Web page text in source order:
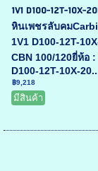
1V1 D100-12T-10X-
หินเพชรลับคม
1V1 D100-12T-
CBN 100/120ยี่ห้อ
D100-12T-10X-
฿9,218
มีสินค้า